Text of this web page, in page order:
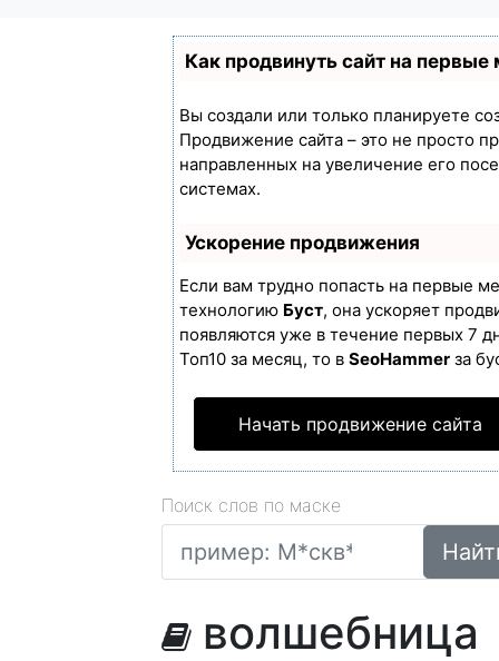
Как продвинуть сайт на первые
Вы создали или только планируете
Продвижение сайта – это не просто
направленных на увеличение его
системах.
Ускорение продвижения
Если вам трудно попасть на первые
технологию Буст, она ускоряет
появляются уже в течение первых 7
Топ10 за месяц, то в SeoHammer за
Начать продвижение сайта
Поиск слов по маске
волшебница